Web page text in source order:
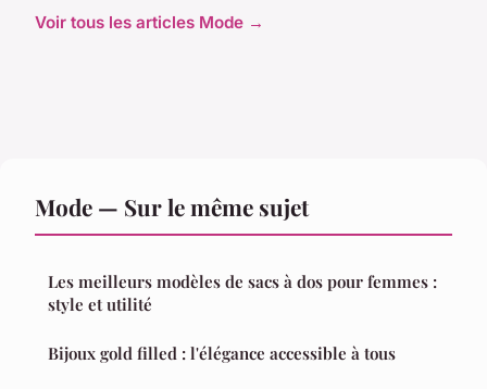
Voir tous les articles Mode →
Mode — Sur le même sujet
Les meilleurs modèles de sacs à dos pour femmes :
style et utilité
Bijoux gold filled : l'élégance accessible à tous